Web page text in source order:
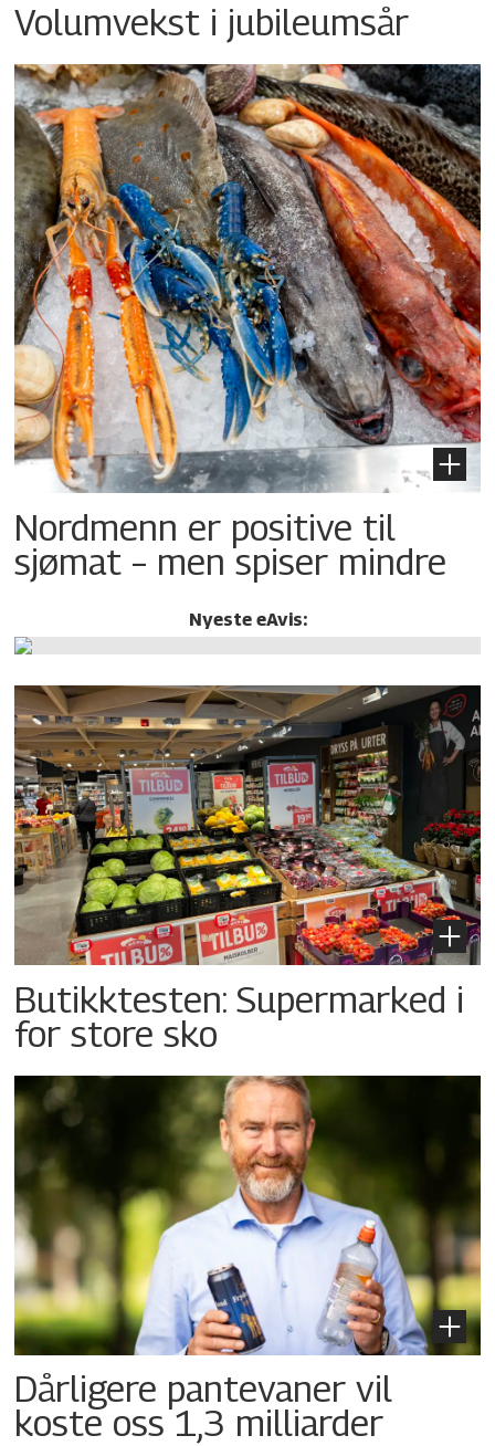
Volumvekst i jubileumsår
Nordmenn er positive til
sjømat – men spiser mindre
Nyeste eAvis:
Butikktesten: Supermarked i
for store sko
Dårligere pantevaner vil
koste oss 1,3 milliarder